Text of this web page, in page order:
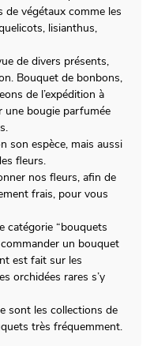
de végétaux comme les
lisianthus,
de divers présents,
Bouquet de bonbons,
de l’expédition à
une bougie parfumée
son espèce, mais aussi
fleurs.
nos fleurs, afin de
frais, pour vous
catégorie “bouquets
un bouquet
est fait sur les
orchidées rares s’y
sont les collections de
très fréquemment.